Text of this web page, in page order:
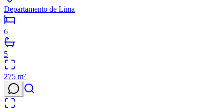
Departamento de Lima
6
5
275 m²